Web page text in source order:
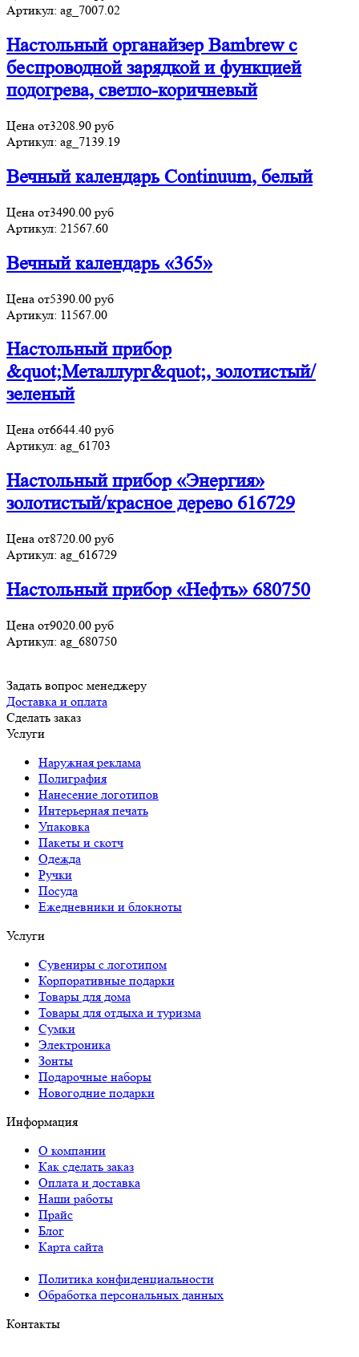
Артикул: ag_7007.02
Настольный органайзер Bambrew c
беспроводной зарядкой и функцией
подогрева, светло-коричневый
Цена от3208.90 руб
Артикул: ag_7139.19
Вечный календарь Continuum, белый
Цена от3490.00 руб
Артикул: 21567.60
Вечный календарь «365»
Цена от5390.00 руб
Артикул: 11567.00
Настольный прибор
&quot;Металлург&quot;, золотистый/
зеленый
Цена от6644.40 руб
Артикул: ag_61703
Настольный прибор «Энергия»
золотистый/красное дерево 616729
Цена от8720.00 руб
Артикул: ag_616729
Настольный прибор «Нефть» 680750
Цена от9020.00 руб
Артикул: ag_680750
Задать вопрос менеджеру
Доставка и оплата
Сделать заказ
Услуги
Наружная реклама
Полиграфия
Нанесение логотипов
Интерьерная печать
Упаковка
Пакеты и скотч
Одежда
Ручки
Посуда
Ежедневники и блокноты
Услуги
Сувениры с логотипом
Корпоративные подарки
Товары для дома
Товары для отдыха и туризма
Сумки
Электроника
Зонты
Подарочные наборы
Новогодние подарки
Информация
О компании
Как сделать заказ
Оплата и доставка
Наши работы
Прайс
Блог
Карта сайта
Политика конфиденциальности
Обработка персональных данных
Контакты